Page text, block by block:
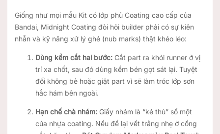
Giống như mọi mẫu Kit có lớp phủ Coating cao cấp của
Bandai, Midnight Coating đòi hỏi builder phải có sự kiên
nhẫn và kỹ năng xử lý ghẻ (nub marks) thật khéo léo:
Dùng kềm cắt hai bước: Cắt part ra khỏi runner ở vị
trí xa chốt, sau đó dùng kềm bén gọt sát lại. Tuyệt
đối không bẻ hoặc giật part vì sẽ làm tróc lớp sơn
hắc hám bên ngoài.
Hạn chế chà nhám: Giấy nhám là “kẻ thù” số một
của nhựa coating. Nếu để lại vết trắng nhẹ ở cổng